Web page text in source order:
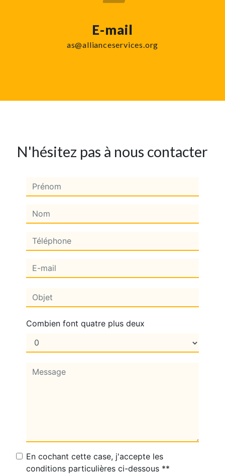
E-mail
as@allianceservices.org
N'hésitez pas à nous contacter
Combien font quatre plus deux
En cochant cette case, j'accepte les
conditions particulières ci-dessous **